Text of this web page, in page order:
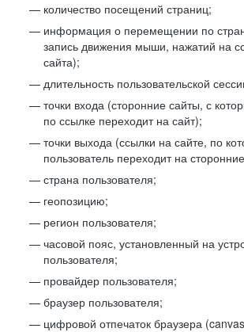
количество посещений страниц;
информация о перемещении по
запись движения мыши, нажатий на
сайта);
длительность пользовательской
точки входа (сторонние сайты, с
по ссылке переходит на сайт);
точки выхода (ссылки на сайте, по
пользователь переходит на
страна пользователя;
геопозицию;
регион пользователя;
часовой пояс, установленный на
пользователя;
провайдер пользователя;
браузер пользователя;
цифровой отпечаток браузера